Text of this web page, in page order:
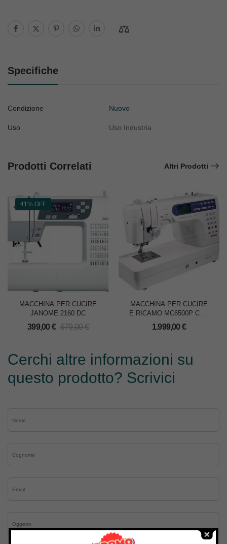
Specifiche
Condizione Nuovo
Uso Uso Industria
Prodotti Correlati Altri Prodotti
41% OFF
MACCHINA PER CUCIRE
JANOME 2160 DC
399,00 € 679,00€
MACCHINA PER CUCIRE
E RICAMO MC6500P CON
TAVOLO
1.999,00 €
Cerchi altre informazioni su
questo prodotto? Scrivici